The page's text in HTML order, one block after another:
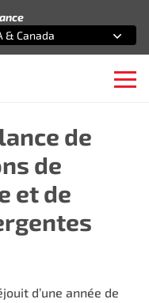
& Canada
de
de
et de
d’une année de